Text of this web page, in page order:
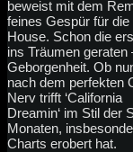
beweist mit dem
feines Gespür für
House. Schon die
ins Träumen
Geborgenheit. Ob
nach dem perfekten
Nerv trifft ‘California
Dreamin‘ im Stil der
Monaten,
Charts erobert hat.